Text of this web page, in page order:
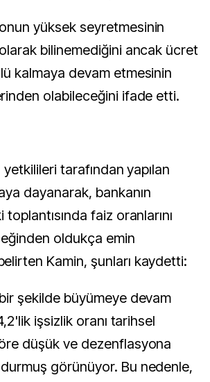
yüksek seyretmesinin
bilinemediğini ancak ücret
kalmaya devam etmesinin
olabileceğini ifade etti.
yetkilileri tarafından yapılan
dayanarak, bankanın
faiz oranlarını
oldukça emin
Kamin, şunları kaydetti:
bir şekilde büyümeye devam
işsizlik oranı tarihsel
düşük ve dezenflasyona
görünüyor. Bu nedenle,